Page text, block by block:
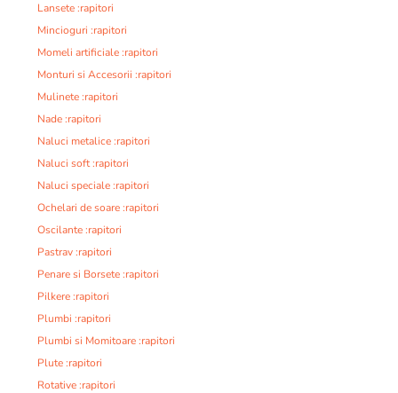
Lansete :rapitori
Mincioguri :rapitori
Momeli artificiale :rapitori
Monturi si Accesorii :rapitori
Mulinete :rapitori
Nade :rapitori
Naluci metalice :rapitori
Naluci soft :rapitori
Naluci speciale :rapitori
Ochelari de soare :rapitori
Oscilante :rapitori
Pastrav :rapitori
Penare si Borsete :rapitori
Pilkere :rapitori
Plumbi :rapitori
Plumbi si Momitoare :rapitori
Plute :rapitori
Rotative :rapitori